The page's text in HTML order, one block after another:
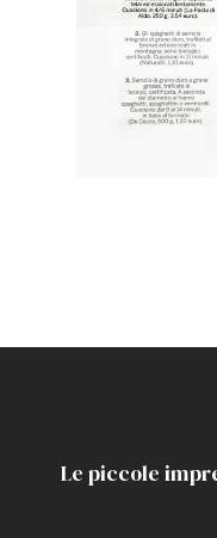
Le piccole